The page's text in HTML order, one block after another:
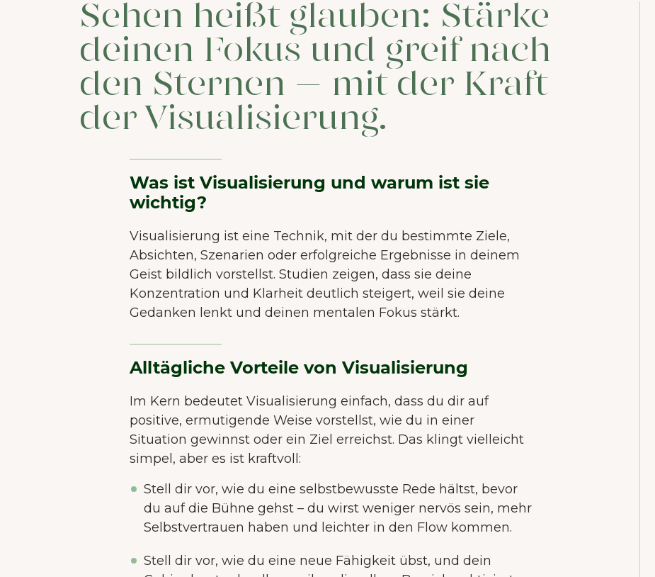
Sehen heißt glauben: Stärke
deinen Fokus und greif nach
den Sternen – mit der Kraft
der Visualisierung.
Was ist Visualisierung und warum ist sie
wichtig?
Visualisierung ist eine Technik, mit der du bestimmte Ziele,
Absichten, Szenarien oder erfolgreiche Ergebnisse in deinem
Geist bildlich vorstellst. Studien zeigen, dass sie deine
Konzentration und Klarheit deutlich steigert, weil sie deine
Gedanken lenkt und deinen mentalen Fokus stärkt.
Alltägliche Vorteile von Visualisierung
Im Kern bedeutet Visualisierung einfach, dass du dir auf
positive, ermutigende Weise vorstellst, wie du in einer
Situation gewinnst oder ein Ziel erreichst. Das klingt vielleicht
simpel, aber es ist kraftvoll:
Stell dir vor, wie du eine selbstbewusste Rede hältst, bevor
du auf die Bühne gehst – du wirst weniger nervös sein, mehr
Selbstvertrauen haben und leichter in den Flow kommen.
Stell dir vor, wie du eine neue Fähigkeit übst, und dein